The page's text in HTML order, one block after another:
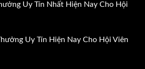
Uy Tín Nhất Hiện Nay Cho Hội
Uy Tín Hiện Nay Cho Hội Viên